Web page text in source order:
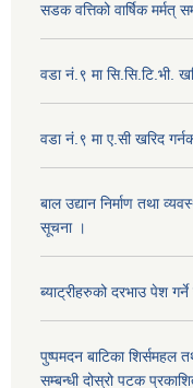
सडक वत्तिको वार्षिक मर्मत्
वडा नं.९ मा सि.सि.टि.भी.
वडा नं.९ मा ए.सी खरिद
बाल उद्यान निर्माण तथा
सूचना ।
ब्याट्रीहरुको दरभाउ पेश
पुष्पमदन बाटिका शिर्समहल
सम्बन्धी दोस्रो पटक